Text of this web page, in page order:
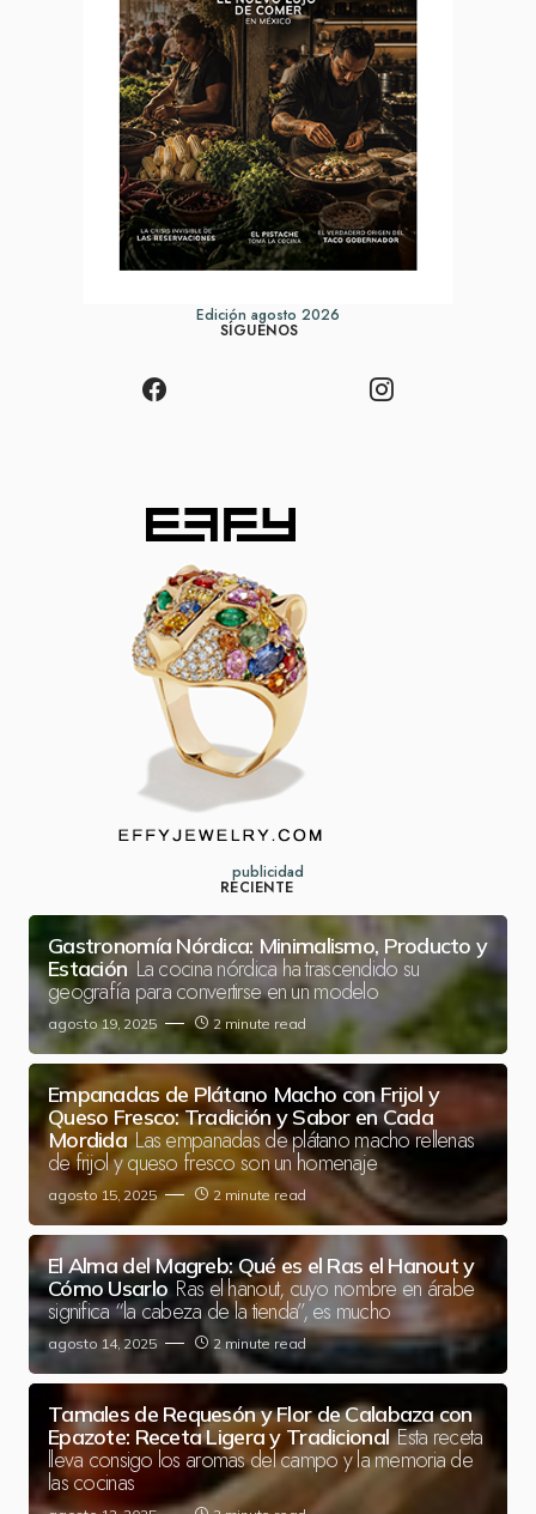
Edición agosto 2026
SÍGUENOS
publicidad
RECIENTE
Gastronomía Nórdica: Minimalismo, Producto y
Estación La cocina nórdica ha trascendido su
geografía para convertirse en un modelo
agosto 19, 2025 2 minute read
Empanadas de Plátano Macho con Frijol y
Queso Fresco: Tradición y Sabor en Cada
Mordida Las empanadas de plátano macho rellenas
de frijol y queso fresco son un homenaje
agosto 15, 2025 2 minute read
El Alma del Magreb: Qué es el Ras el Hanout y
Cómo Usarlo Ras el hanout, cuyo nombre en árabe
significa “la cabeza de la tienda”, es mucho
agosto 14, 2025 2 minute read
Tamales de Requesón y Flor de Calabaza con
Epazote: Receta Ligera y Tradicional Esta receta
lleva consigo los aromas del campo y la memoria de
las cocinas